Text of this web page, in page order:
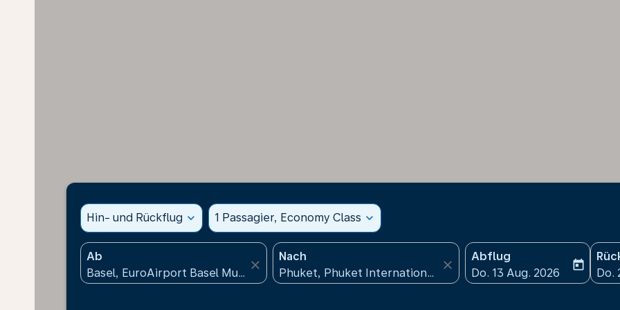
Hin- und Rückflug expand_more 1 Passagier, Economy Class expand_more
Ab
close
Nach
close
Abflug
fc-booking-departure-
Do. 13 Aug. 2026
today
fc-
Do.